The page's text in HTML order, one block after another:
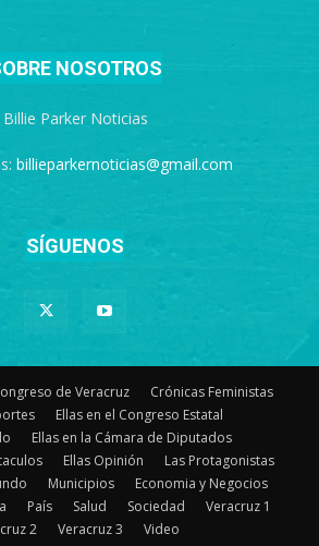
NOSOTROS
Billie Parker Noticias
billieparkernoticias@gmail.com
SÍGUENOS
de Veracruz
Crónicas Feministas
Ellas en el Congreso Estatal
Ellas en la Cámara de Diputados
Ellas Opinión
Las Protagonistas
Municipios
Economia y Negocios
País Salud Sociedad
Veracruz 1
2
Veracruz 3 Video